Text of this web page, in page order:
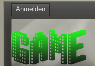
Anmelden